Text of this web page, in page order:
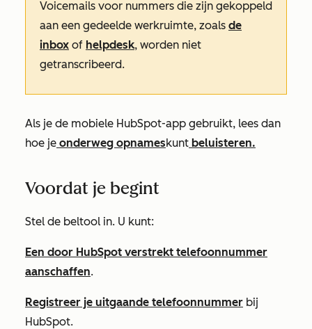
Voicemails voor nummers die zijn gekoppeld
aan een gedeelde werkruimte, zoals de
inbox of helpdesk, worden niet
getranscribeerd.
Als je de mobiele HubSpot-app gebruikt, lees dan
hoe je onderweg opnameskunt beluisteren.
Voordat je begint
Stel de beltool in. U kunt:
Een door HubSpot verstrekt telefoonnummer
aanschaffen.
Registreer je uitgaande telefoonnummer bij
HubSpot.